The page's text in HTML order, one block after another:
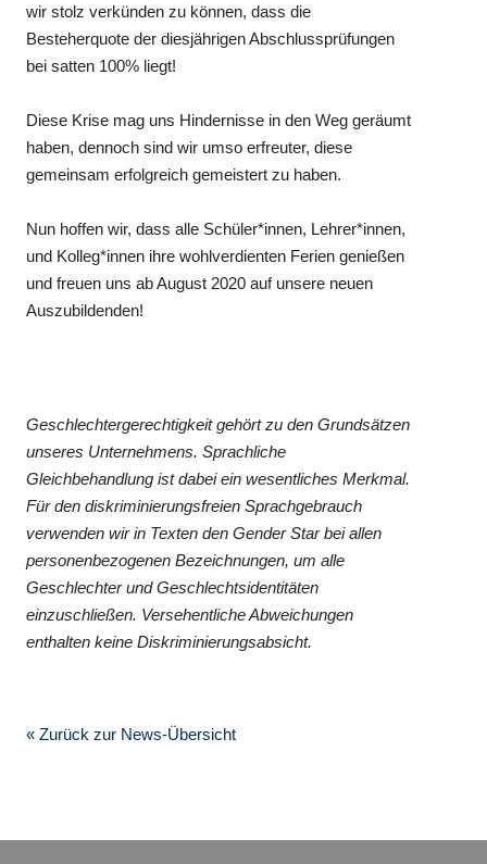
wir stolz verkünden zu können, dass die
Besteherquote der diesjährigen Abschlussprüfungen
bei satten 100% liegt!
Diese Krise mag uns Hindernisse in den Weg geräumt
haben, dennoch sind wir umso erfreuter, diese
gemeinsam erfolgreich gemeistert zu haben.
Nun hoffen wir, dass alle Schüler*innen, Lehrer*innen,
und Kolleg*innen ihre wohlverdienten Ferien genießen
und freuen uns ab August 2020 auf unsere neuen
Auszubildenden!
Geschlechtergerechtigkeit gehört zu den Grundsätzen
unseres Unternehmens. Sprachliche
Gleichbehandlung ist dabei ein wesentliches Merkmal.
Für den diskriminierungsfreien Sprachgebrauch
verwenden wir in Texten den Gender Star bei allen
personenbezogenen Bezeichnungen, um alle
Geschlechter und Geschlechtsidentitäten
einzuschließen. Versehentliche Abweichungen
enthalten keine Diskriminierungsabsicht.
« Zurück zur News-Übersicht